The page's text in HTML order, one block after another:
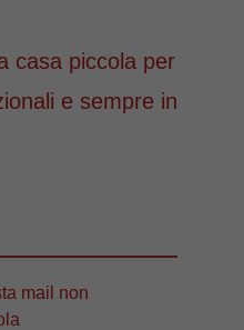
casa piccola per
e sempre in
mail non